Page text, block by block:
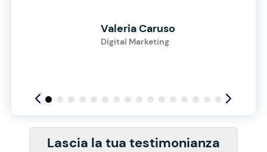
Valeria Caruso
Digital Marketing
Lascia la tua testimonianza